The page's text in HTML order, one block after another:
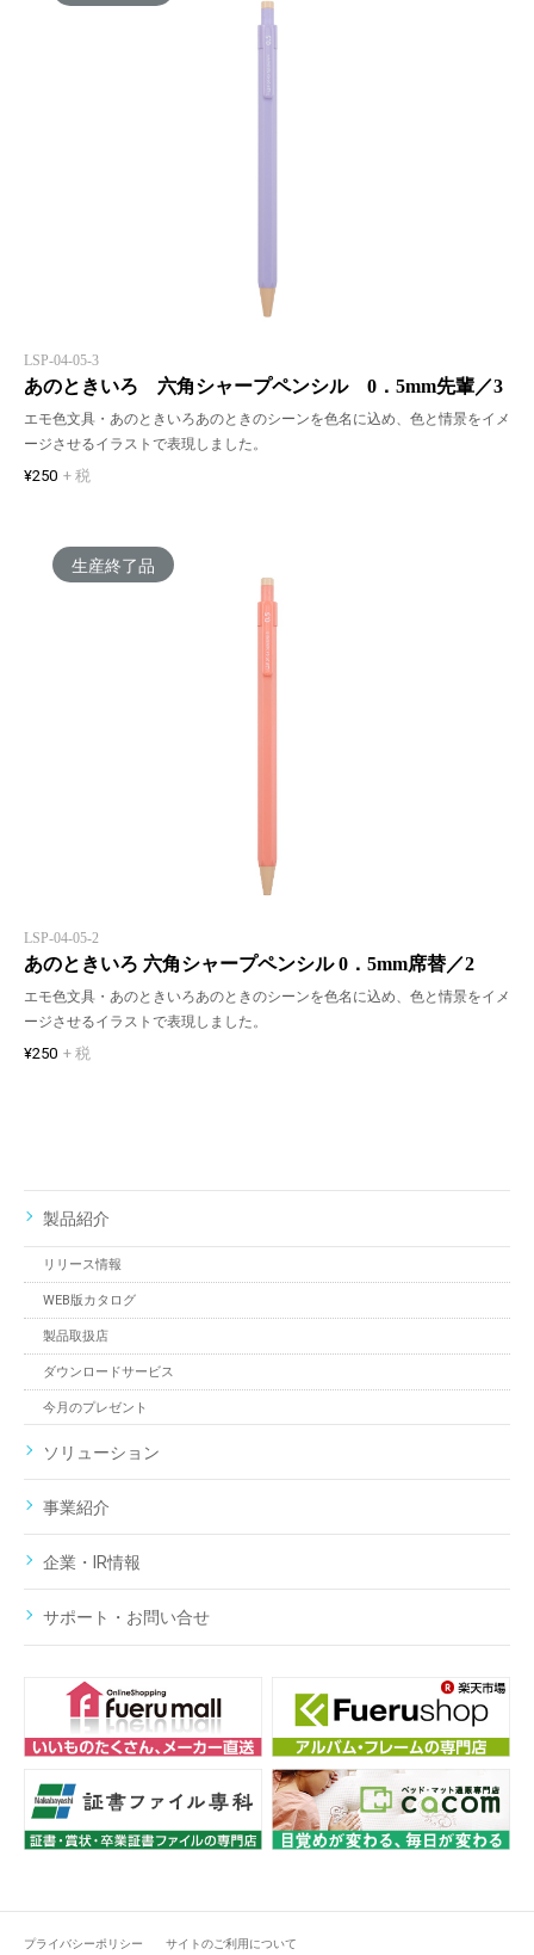
LSP-04-05-3
あのときいろ 六角シャープペンシル 0．5mm先輩／3
エモ色文具・あのときいろあのときのシーンを色名に込め、色と情景をイメ
ージさせるイラストで表現しました。
¥250 + 税
生産終了品
LSP-04-05-2
あのときいろ 六角シャープペンシル 0．5mm席替／2
エモ色文具・あのときいろあのときのシーンを色名に込め、色と情景をイメ
ージさせるイラストで表現しました。
¥250 + 税
製品紹介
リリース情報
WEB版カタログ
製品取扱店
ダウンロードサービス
今月のプレゼント
ソリューション
事業紹介
企業・IR情報
サポート・お問い合せ
プライバシーポリシー サイトのご利用について